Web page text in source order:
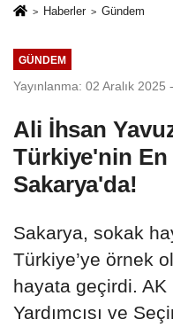
Haberler Gündem
GÜNDEM
Yayınlanma: 02 Aralık 2025
Ali İhsan
Türkiye'nin En
Sakarya'da!
Sakarya, sokak
Türkiye’ye örnek
hayata geçirdi.
Yardımcısı ve